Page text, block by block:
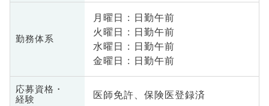
勤務体系
月曜日 : 日勤午前
火曜日 : 日勤午前
水曜日 : 日勤午前
金曜日 : 日勤午前
応募資格・
経験
医師免許、保険医登録済